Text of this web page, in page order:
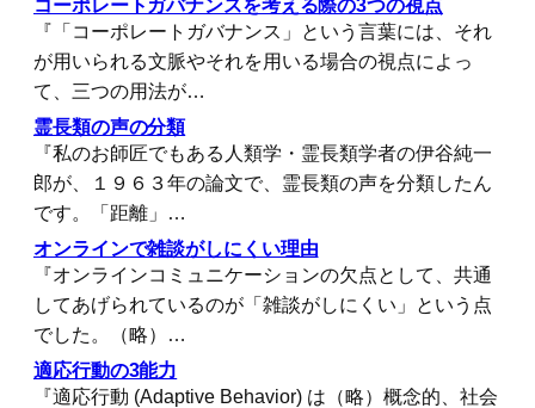
コーポレートガバナンスを考える際の3つの視点
『「コーポレートガバナンス」という言葉には、それ
が用いられる文脈やそれを用いる場合の視点によっ
て、三つの用法が…
霊長類の声の分類
『私のお師匠でもある人類学・霊長類学者の伊谷純一
郎が、１９６３年の論文で、霊長類の声を分類したん
です。「距離」…
オンラインで雑談がしにくい理由
『オンラインコミュニケーションの欠点として、共通
してあげられているのが「雑談がしにくい」という点
でした。（略）…
適応行動の3能力
『適応行動 (Adaptive Behavior) は（略）概念的、社会